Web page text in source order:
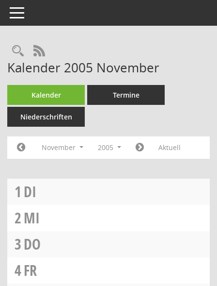
Toggle navigation
Rechercheauswahl
RSS-Feed
Kalender 2005 November
Kalender Termine
Niederschriften
November 2005 Aktuell
1 DI
2MI
3DO
4FR